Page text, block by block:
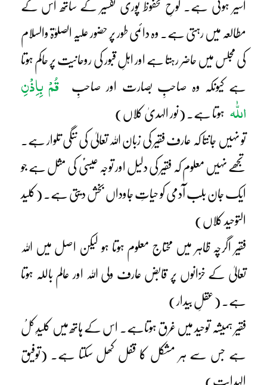
اسیر ہوتی ہے۔ لوحِ محفوظ پوری تفسیر کے ساتھ اس کے
مطالعہ میں رہتی ہے۔ وہ دائمی طور پر حضور علیہ الصلوٰۃ والسلام
کی مجلس میں حاضر رہتا ہے اور اہلِ قبور کی روحانیت پر حاکم ہوتا
ہے کیونکہ وہ صاحبِ بصارت اور صاحبِ
قُمْ بِاِذْنِ
اللّٰہ ہوتا ہے۔ (نور الہدیٰ کلاں)
تو نہیں جانتا کہ عارف فقیر کی زبان اللہ تعالیٰ کی ننگی تلوار ہے۔
تجھے نہیں معلوم کہ فقیر کی دلیل اور توجہ عیسیٰؑ کی مثل ہے جو
ایک جان بلب آدمی کو حیاتِ جاوداں بخش دیتی ہے۔ (کلید
التوحید کلاں)
فقیر اگرچہ ظاہر میں محتاج معلوم ہوتا ہو لیکن اصل میں اللہ
تعالیٰ کے خزانوں پر قابض عارف ولی اللہ اور عالم باللہ ہوتا
ہے۔ (عقلِ بیدار)
فقیر ہمیشہ توحید میں غرق ہوتاہے۔ اس کے ہاتھ میں کلیدِ کلُ
ہے جس سے ہر مشکل کا قفل کھل سکتا ہے۔ (توفیق
الہدایت)